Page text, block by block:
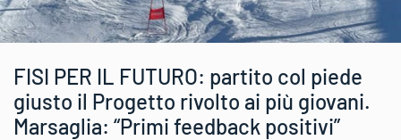
FISI PER IL FUTURO: partito col piede
giusto il Progetto rivolto ai più giovani.
Marsaglia: “Primi feedback positivi”